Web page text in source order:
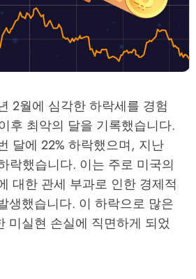
2월에 심각한 하락세를 경험
후 최악의 달을 기록했습니다.
달에 22% 하락했으며, 지난
락했습니다. 이는 주로 미국의
대한 관세 부과로 인한 경제적
생했습니다. 이 하락으로 많은
미실현 손실에 직면하게 되었